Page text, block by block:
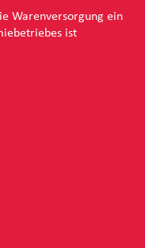
Warenversorgung ein
ist